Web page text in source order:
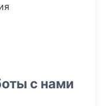
с нами